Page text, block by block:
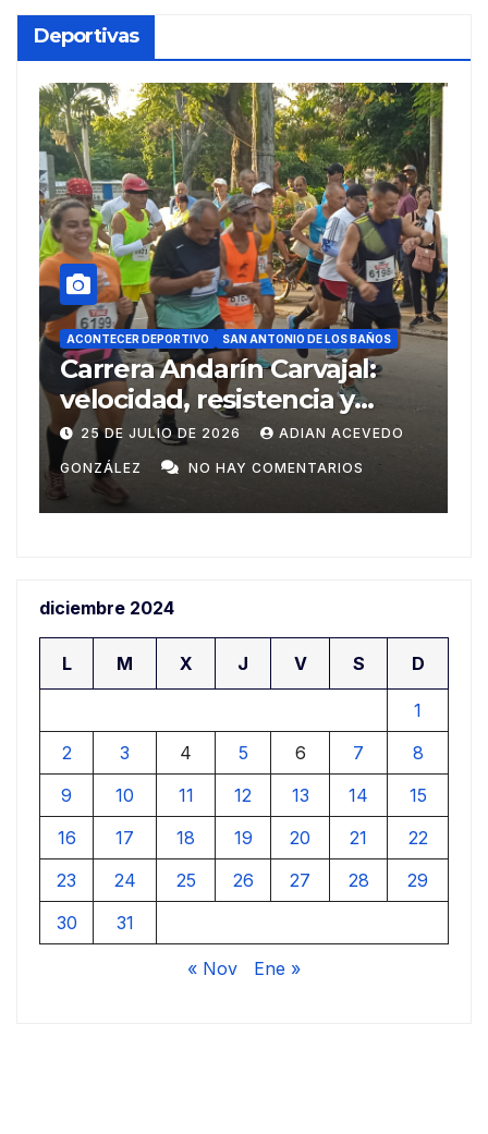
Deportivas
SAN ANTONIO DE LOS BAÑOS
Andarín Carvajal:
resistencia y
deportivo en su 38
DE 2026 ADIAN ACEVEDO
NO HAY COMENTARIOS
ACONTECER DEPORTIVO
SAN ANTONIO DE LOS
Del
Domingo
20 DE JULIO DE
GONZÁLEZ
diciembre 2024
L M X J V S D
1
2
3 4 5 6 7
8
9
10 11 12 13 14
15
16
17 18 19 20 21
22
23
24 25 26 27 28
29
30
31
« Nov Ene »